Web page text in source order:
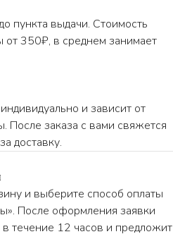
пункта выдачи. Стоимость
от 350₽, в среднем занимает
и зависит от
После заказа с вами свяжется
доставку.
и выберите способ оплаты
После оформления заявки
течение 12 часов и предложит